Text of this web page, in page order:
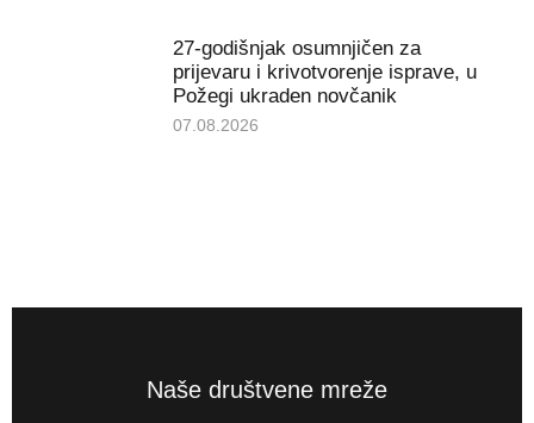
27-godišnjak osumnjičen za
prijevaru i krivotvorenje isprave, u
Požegi ukraden novčanik
07.08.2026
Naše društvene mreže